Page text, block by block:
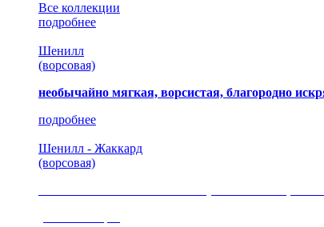
Все коллекции
подробнее
Шенилл
(ворсовая)
необычайно мягкая, ворсистая, благородно
подробнее
Шенилл - Жаккард
(ворсовая)